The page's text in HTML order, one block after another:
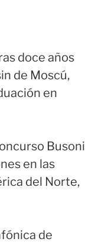
doce años
de Moscú,
en
Busoni
en las
del Norte,
de